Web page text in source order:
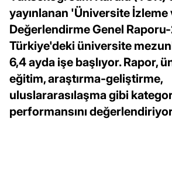
yayınlanan 'Üniversite İzleme
Değerlendirme Genel
Türkiye'deki üniversite
6,4 ayda işe başlıyor. Rapor,
eğitim, araştırma-geliştirme,
uluslararasılaşma gibi
performansını